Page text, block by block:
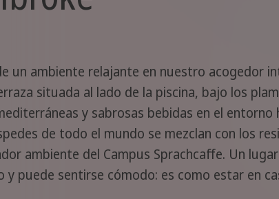
un ambiente relajante en nuestro acogedor
situada al lado de la piscina, bajo los
y sabrosas bebidas en el entorno
de todo el mundo se mezclan con los
ambiente del Campus Sprachcaffe. Un
y puede sentirse cómodo: es como estar en